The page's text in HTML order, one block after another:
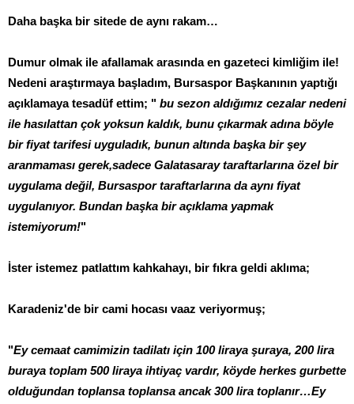
Daha başka bir sitede de aynı rakam…
Dumur olmak ile afallamak arasında en gazeteci kimliğim ile!
Nedeni araştırmaya başladım, Bursaspor Başkanının yaptığı
açıklamaya tesadüf ettim; " bu sezon aldığımız cezalar nedeni
ile hasılattan çok yoksun kaldık, bunu çıkarmak adına böyle
bir fiyat tarifesi uyguladık, bunun altında başka bir şey
aranmaması gerek,sadece Galatasaray taraftarlarına özel bir
uygulama değil, Bursaspor taraftarlarına da aynı fiyat
uygulanıyor. Bundan başka bir açıklama yapmak
istemiyorum!"
İster istemez patlattım kahkahayı, bir fıkra geldi aklıma;
Karadeniz'de bir cami hocası vaaz veriyormuş;
"Ey cemaat camimizin tadilatı için 100 liraya şuraya, 200 lira
buraya toplam 500 liraya ihtiyaç vardır, köyde herkes gurbette
olduğundan toplansa toplansa ancak 300 lira toplanır…Ey